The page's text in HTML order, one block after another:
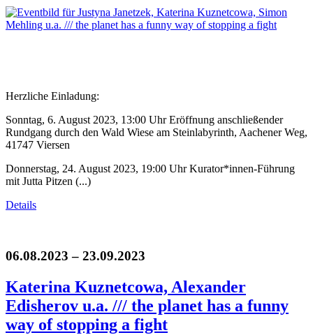
Herzliche Einladung:
Sonntag, 6. August 2023, 13:00 Uhr Eröffnung anschließender
Rundgang durch den Wald Wiese am Steinlabyrinth, Aachener Weg,
41747 Viersen
Donnerstag, 24. August 2023, 19:00 Uhr Kurator*innen-Führung
mit Jutta Pitzen (...)
Details
06.08.2023 – 23.09.2023
Katerina Kuznetcowa, Alexander
Edisherov u.a. /// the planet has a funny
way of stopping a fight